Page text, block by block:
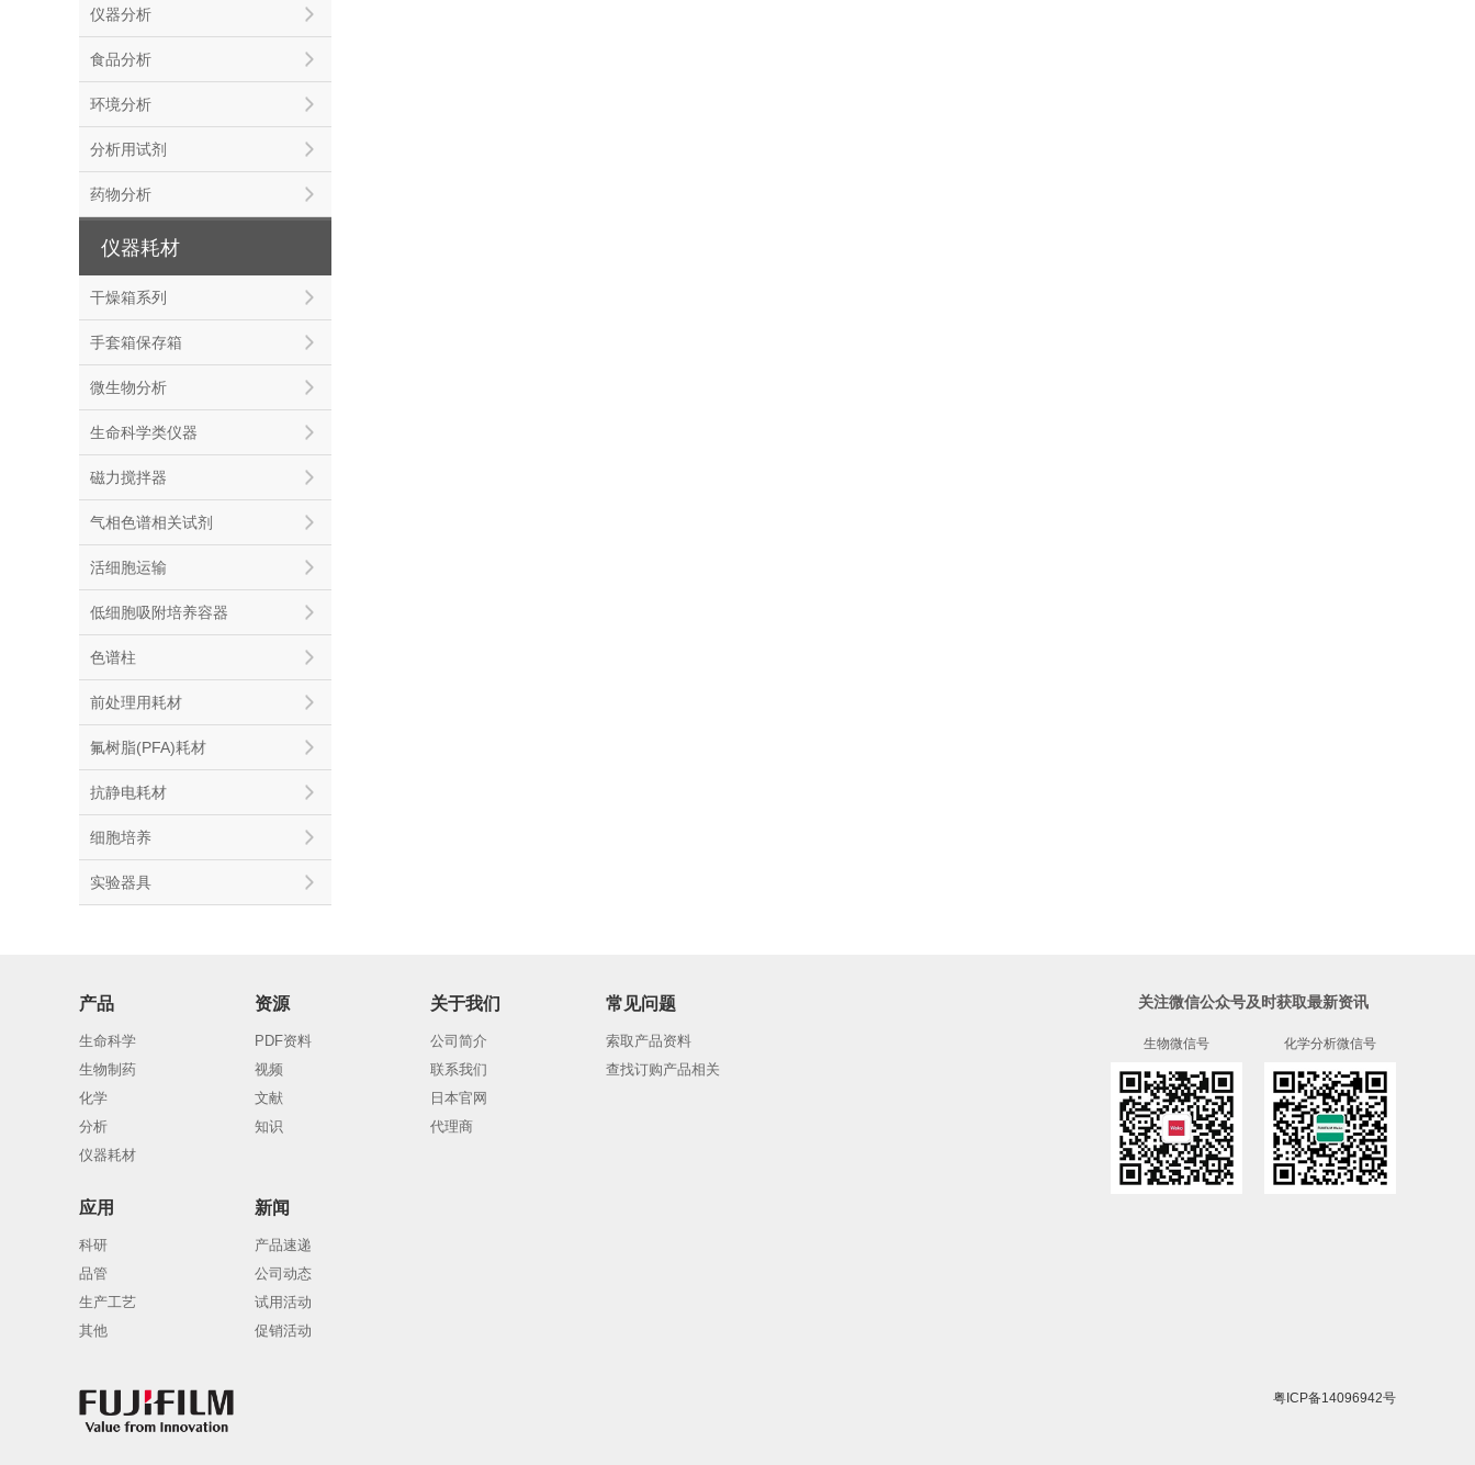
仪器分析
食品分析
环境分析
分析用试剂
药物分析
仪器耗材
干燥箱系列
手套箱保存箱
微生物分析
生命科学类仪器
磁力搅拌器
气相色谱相关试剂
活细胞运输
低细胞吸附培养容器
色谱柱
前处理用耗材
氟树脂(PFA)耗材
抗静电耗材
细胞培养
实验器具
产品
生命科学
生物制药
化学
分析
仪器耗材
资源
PDF资料
视频
文献
知识
关于我们
公司简介
联系我们
日本官网
代理商
常见问题
索取产品资料
查找订购产品相关
应用
科研
品管
生产工艺
其他
新闻
产品速递
公司动态
试用活动
促销活动
关注微信公众号及时获取最新资讯
生物微信号 化学分析微信号
粤ICP备14096942号